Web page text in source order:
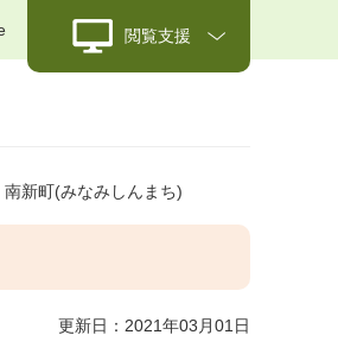
閲覧支援
南新町(みなみしんまち)
更新日：2021年03月01日